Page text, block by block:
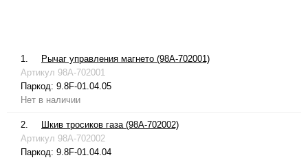
1.
Рычаг управления магнето (98A-702001)
Артикул 98A-702001
Паркод: 9.8F-01.04.05
Нет в наличии
2.
Шкив тросиков газа (98A-702002)
Артикул 98A-702002
Паркод: 9.8F-01.04.04